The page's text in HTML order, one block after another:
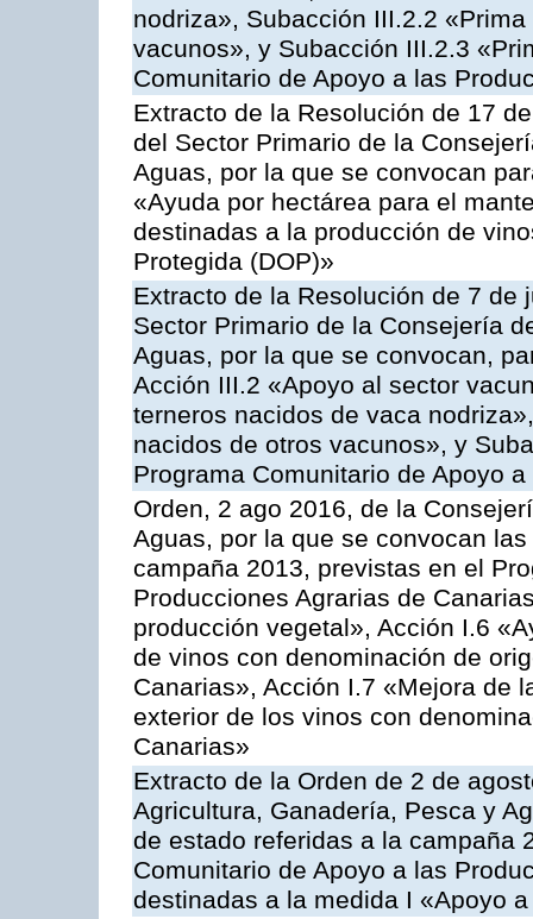
nodriza», Subacción III.2.2
vacunos», y Subacción III.2.3
Comunitario de Apoyo a las
Extracto de la Resolución de 17
del Sector Primario de la
Aguas, por la que se convocan
«Ayuda por hectárea para el
destinadas a la producción de
Protegida (DOP)»
Extracto de la Resolución de 7
Sector Primario de la Consejería
Aguas, por la que se convocan,
Acción III.2 «Apoyo al sector
terneros nacidos de vaca
nacidos de otros vacunos», y
Programa Comunitario de Apoyo
Orden, 2 ago 2016, de la
Aguas, por la que se convocan
campaña 2013, previstas en el
Producciones Agrarias de
producción vegetal», Acción I.6
de vinos con denominación de
Canarias», Acción I.7 «Mejora de
exterior de los vinos con
Canarias»
Extracto de la Orden de 2 de
Agricultura, Ganadería, Pesca y
de estado referidas a la campaña
Comunitario de Apoyo a las
destinadas a la medida I «Apoyo